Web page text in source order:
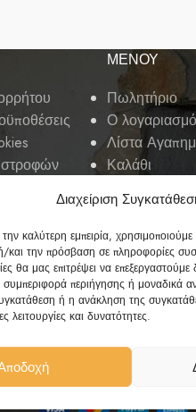
Διαχείριση
καλύτερη εμπειρία,
και την πρόσβαση σε πληροφορίες
θα μας επιτρέψει να
περιήγησης ή μοναδικά
ή η ανάκληση της
λειτουργίες και δυνατότητες.
ΜΕΝΟΥ
Πωλητήριο
Ο
Λίστα
Καλάθι
Άρθρα
Ιστορία
Επικοινωνία